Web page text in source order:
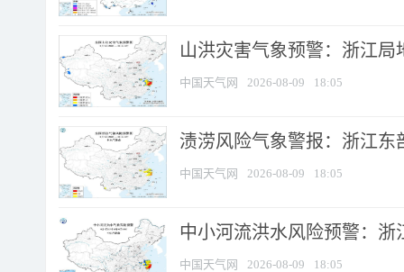
山洪灾害气象预警：浙江
中国天气网 2026-08-09 18:05
渍涝风险气象警报：浙江
中国天气网 2026-08-09 18:05
中小河流洪水风险预警：
中国天气网 2026-08-09 18:05